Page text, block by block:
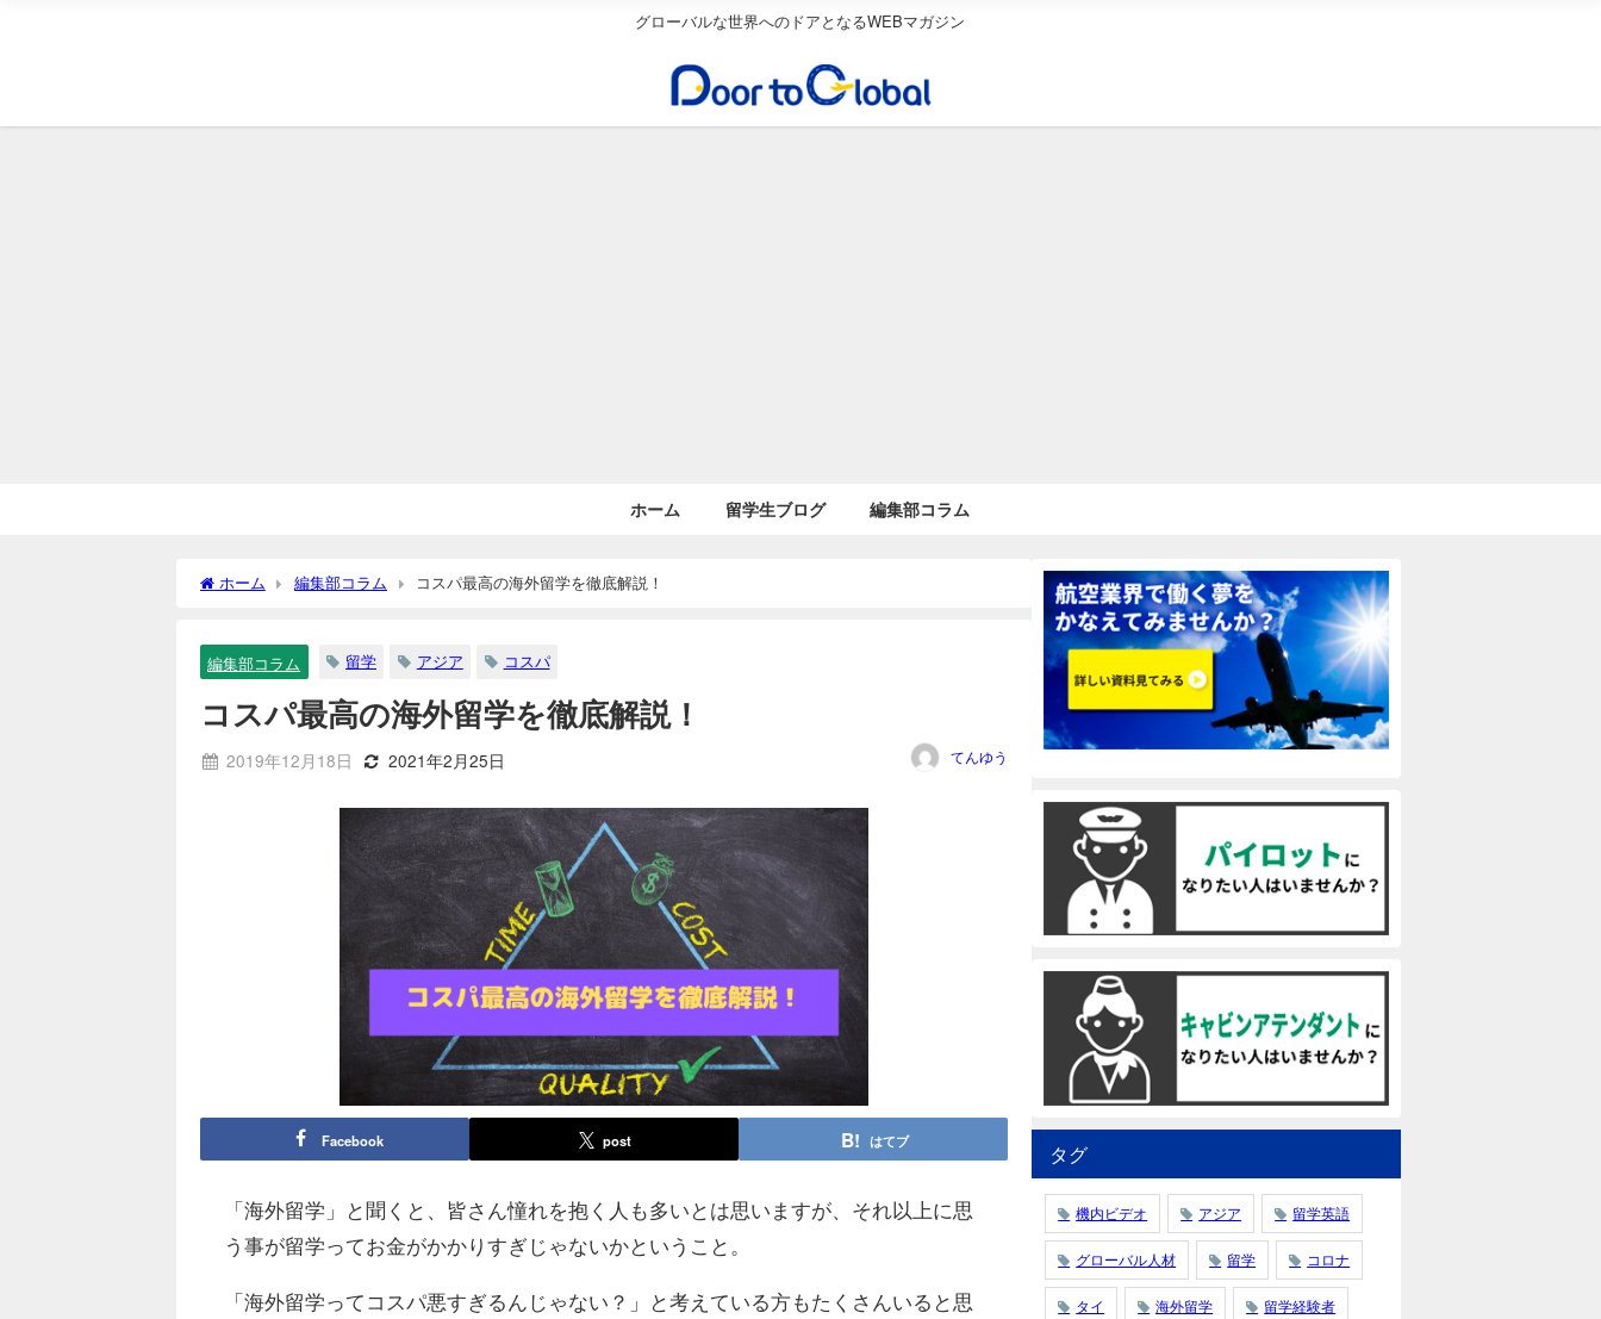
グローバルな世界へのドアとなるWEBマガジン
ホーム 留学生ブログ 編集部コラム
ホーム 編集部コラム コスパ最高の海外留学を徹底解説！
編集部コラム 留学 アジア コスパ
コスパ最高の海外留学を徹底解説！
2019年12月18日 2021年2月25日 てんゆう
Facebook post はてブ
「海外留学」と聞くと、皆さん憧れを抱く人も多いとは思いますが、それ以上に思
う事が留学ってお金がかかりすぎじゃないかということ。
「海外留学ってコスパ悪すぎるんじゃない？」と考えている方もたくさんいると思
タグ
機内ビデオ アジア 留学英語
グローバル人材 留学 コロナ
タイ 海外留学 留学経験者